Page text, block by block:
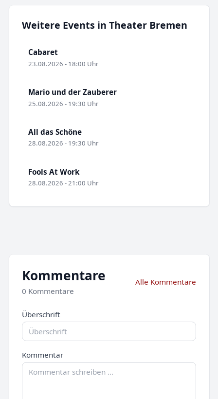
Weitere Events in Theater Bremen
Cabaret
23.08.2026 - 18:00 Uhr
Mario und der Zauberer
25.08.2026 - 19:30 Uhr
All das Schöne
28.08.2026 - 19:30 Uhr
Fools At Work
28.08.2026 - 21:00 Uhr
Kommentare
0 Kommentare
Alle Kommentare
Überschrift
Kommentar